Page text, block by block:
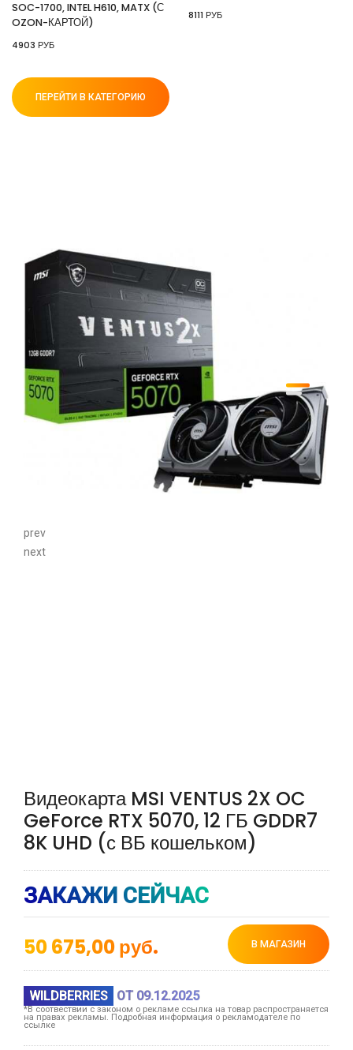
SOC-1700, INTEL H610, MATX (С
OZON-КАРТОЙ)
4903 РУБ
8111 РУБ
ПЕРЕЙТИ В КАТЕГОРИЮ
prev
next
Видеокарта MSI VENTUS 2X OC
GeForce RTX 5070, 12 ГБ GDDR7
8K UHD (с ВБ кошельком)
ЗАКАЖИ СЕЙЧАС
50 675,00руб. В МАГАЗИН
WILDBERRIES ОТ 09.12.2025
*В соотвествии с законом о рекламе ссылка на товар распространяется
на правах рекламы. Подробная информация о рекламодателе по
ссылке